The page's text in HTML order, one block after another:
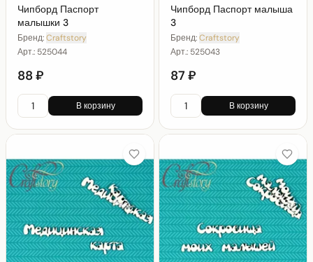
Чипборд Паспорт
малышки 3
Бренд:Craftstory
Арт.: 525044
88 ₽
В корзину
Чипборд Паспорт малыша
3
Бренд:Craftstory
Арт.: 525043
87 ₽
В корзину